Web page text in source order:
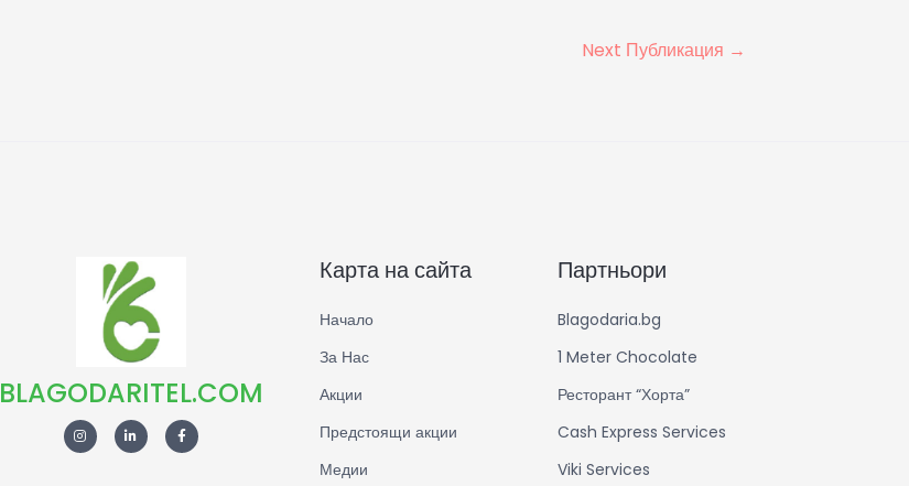
Next Публикация →
BLAGODARITEL.COM
Карта на сайта
Начало
За Нас
Акции
Предстоящи акции
Медии
Партньори
Blagodaria.bg
1 Meter Chocolate
Ресторант “Хорта”
Cash Express Services
Viki Services